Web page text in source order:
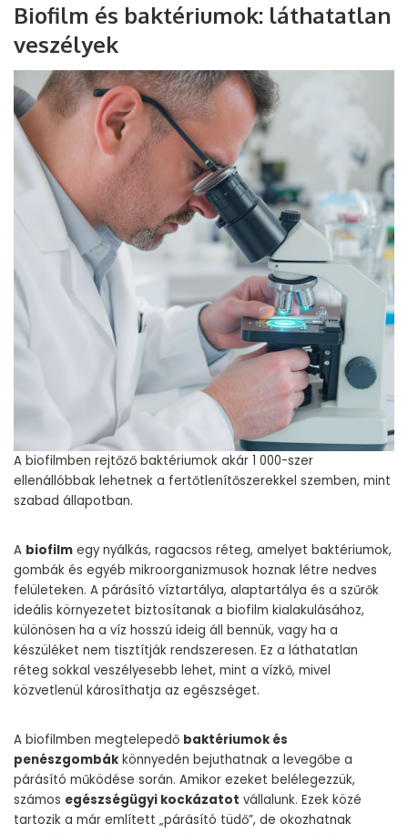
Biofilm és baktériumok: láthatatlan
veszélyek
A biofilmben rejtőző baktériumok akár 1 000-szer
ellenállóbbak lehetnek a fertőtlenítőszerekkel szemben, mint
szabad állapotban.
A biofilm egy nyálkás, ragacsos réteg, amelyet baktériumok,
gombák és egyéb mikroorganizmusok hoznak létre nedves
felületeken. A párásító víztartálya, alaptartálya és a szűrők
ideális környezetet biztosítanak a biofilm kialakulásához,
különösen ha a víz hosszú ideig áll bennük, vagy ha a
készüléket nem tisztítják rendszeresen. Ez a láthatatlan
réteg sokkal veszélyesebb lehet, mint a vízkő, mivel
közvetlenül károsíthatja az egészséget.
A biofilmben megtelepedő baktériumok és
penészgombák könnyedén bejuthatnak a levegőbe a
párásító működése során. Amikor ezeket belélegezzük,
számos egészségügyi kockázatot vállalunk. Ezek közé
tartozik a már említett „párásító tüdő”, de okozhatnak